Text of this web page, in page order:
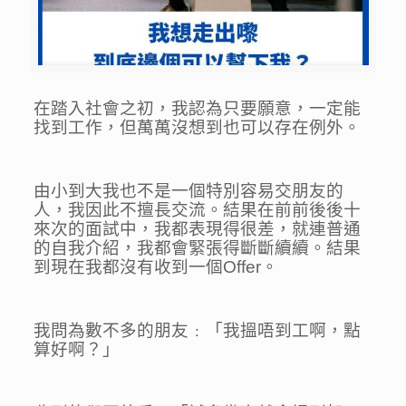
在踏入社會之初，我認為只要願意，一定能
找到工作，但萬萬沒想到也可以存在例外。
由小到大我也不是一個特別容易交朋友的
人，我因此不擅長交流。結果在前前後後十
來次的面試中，我都表現得很差，就連普通
的自我介紹，我都會緊張得斷斷續續。結果
到現在我都沒有收到一個Offer。
我問為數不多的朋友﹕「我搵唔到工啊，點
算好啊？」